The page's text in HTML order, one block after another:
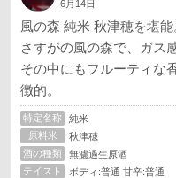
6月14日
風の森 純米 秋津穂を堪能
さすがの風の森で、ガス
その中にもフルーティな
徴的。
特定名称
純米
原料米
秋津穂
酒の種類
無濾過生原酒
テイスト
ボディ:普通 甘辛:普通